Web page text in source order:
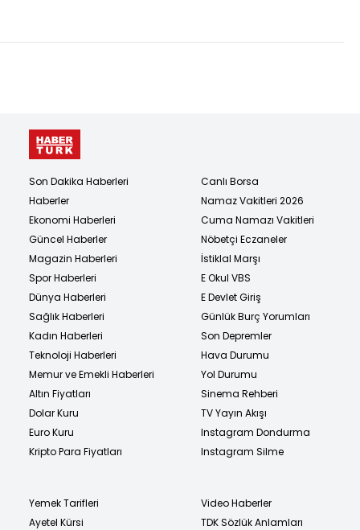
Son Dakika Haberleri
Haberler
Ekonomi Haberleri
Güncel Haberler
Magazin Haberleri
Spor Haberleri
Dünya Haberleri
Sağlık Haberleri
Kadın Haberleri
Teknoloji Haberleri
Memur ve Emekli Haberleri
Altın Fiyatları
Dolar Kuru
Euro Kuru
Kripto Para Fiyatları
Canlı Borsa
Namaz Vakitleri 2026
Cuma Namazı Vakitleri
Nöbetçi Eczaneler
İstiklal Marşı
E Okul VBS
E Devlet Giriş
Günlük Burç Yorumları
Son Depremler
Hava Durumu
Yol Durumu
Sinema Rehberi
TV Yayın Akışı
Instagram Dondurma
Instagram Silme
Yemek Tarifleri
Ayetel Kürsi
Video Haberler
TDK Sözlük Anlamları